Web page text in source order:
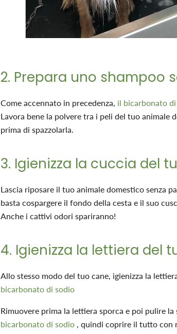
2. Prepara uno shampoo
Come accennato in precedenza, il bicarbonato
Lavora bene la polvere tra i peli del tuo animale
prima di spazzolarla.
3. Igienizza la cuccia del
Lascia riposare il tuo animale domestico senza
basta cospargere il fondo della cesta e il suo
Anche i cattivi odori spariranno!
4. Igienizza la lettiera del
Allo stesso modo del tuo cane, igienizza la
bicarbonato di sodio
Rimuovere prima la lettiera sporca e poi pulire
bicarbonato di sodio, quindi coprire il tutto con